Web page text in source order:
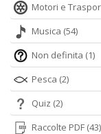
Motori e
Musica (54)
Non definita (1)
Pesca (2)
Quiz (2)
Raccolte PDF (43)